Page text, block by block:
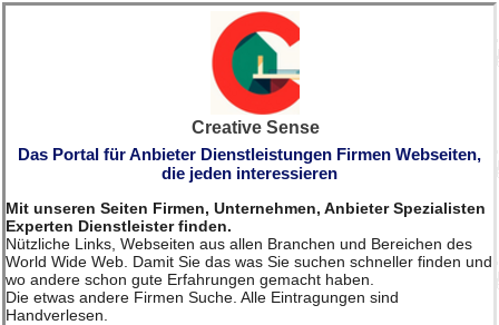
Creative Sense
Das Portal für Anbieter Dienstleistungen Firmen Webseiten,
die jeden interessieren
Mit unseren Seiten Firmen, Unternehmen, Anbieter Spezialisten
Experten Dienstleister finden.
Nützliche Links, Webseiten aus allen Branchen und Bereichen des
World Wide Web. Damit Sie das was Sie suchen schneller finden und
wo andere schon gute Erfahrungen gemacht haben.
Die etwas andere Firmen Suche. Alle Eintragungen sind
Handverlesen.